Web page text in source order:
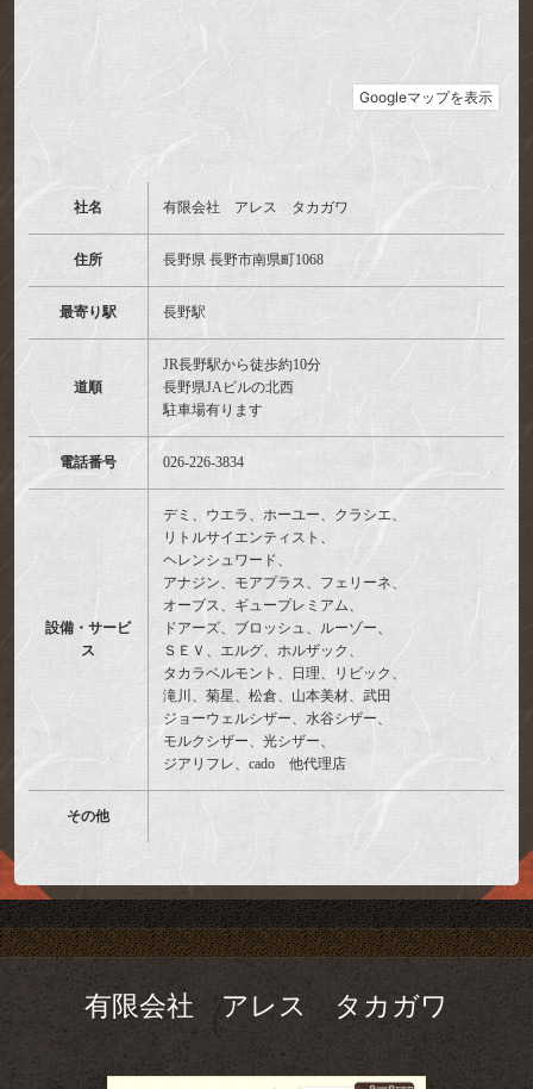
社名 有限会社 アレス タカガワ
住所 長野県 長野市南県町1068
最寄り駅 長野駅
道順
JR長野駅から徒歩約10分
長野県JAビルの北西
駐車場有ります
電話番号 026-226-3834
設備・サービ
ス
デミ、ウエラ、ホーユー、クラシエ、
リトルサイエンティスト、
ヘレンシュワード、
アナジン、モアプラス、フェリーネ、
オーブス、ギュープレミアム、
ドアーズ、ブロッシュ、ルーゾー、
ＳＥＶ、エルグ、ホルザック、
タカラベルモント、日理、リビック、
滝川、菊星、松倉、山本美材、武田
ジョーウェルシザー、水谷シザー、
モルクシザー、光シザー、
ジアリフレ、cado 他代理店
その他
有限会社 アレス タカガワ